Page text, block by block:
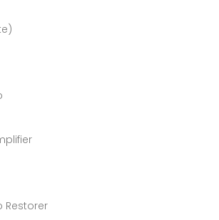
Restorer